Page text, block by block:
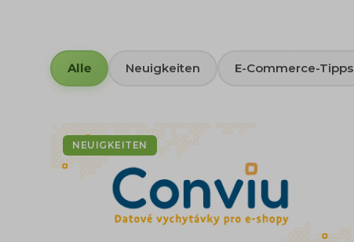
Alle Neuigkeiten E-Commerce-Tipps
NEUIGKEITEN